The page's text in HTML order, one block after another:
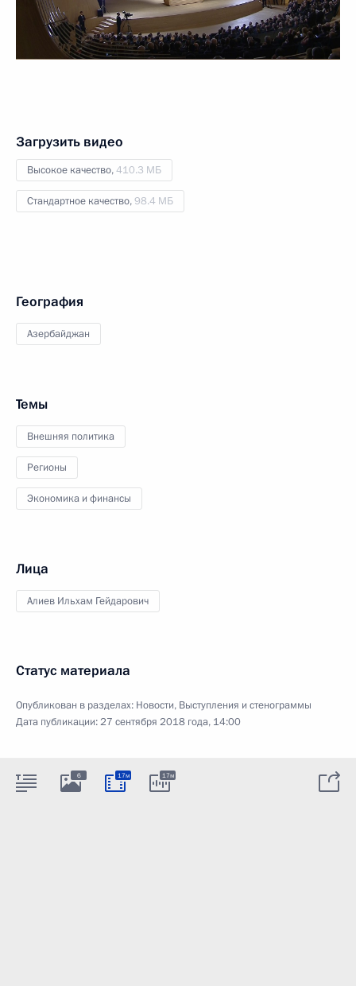
Загрузить видео
Высокое качество,410.3 МБ
Стандартное качество,98.4 МБ
География
Азербайджан
Темы
Внешняя политика
Регионы
Экономика и финансы
Лица
Алиев Ильхам Гейдарович
Статус материала
Опубликован в разделах: Новости, Выступления и стенограммы
Дата публикации:27 сентября 2018 года, 14:00
6 17м 17м